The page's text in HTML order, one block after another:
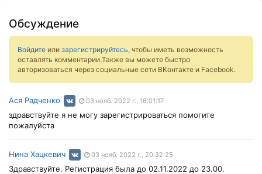
Обсуждение
Войдите или зарегистрируйтесь, чтобы иметь возможность
оставлять комментарии.Также вы можете быстро
авторизоваться через социальные сети ВКонтакте и Facebook.
Ася Радченко 03 нояб. 2022 г., 16:01:17
здравствуйте я не могу зарегистрироваться помогите
пожалуйста
Нина Хацкевич 03 нояб. 2022 г., 20:32:25
Здравствуйте. Регистрация была до 02.11.2022 до 23.00.